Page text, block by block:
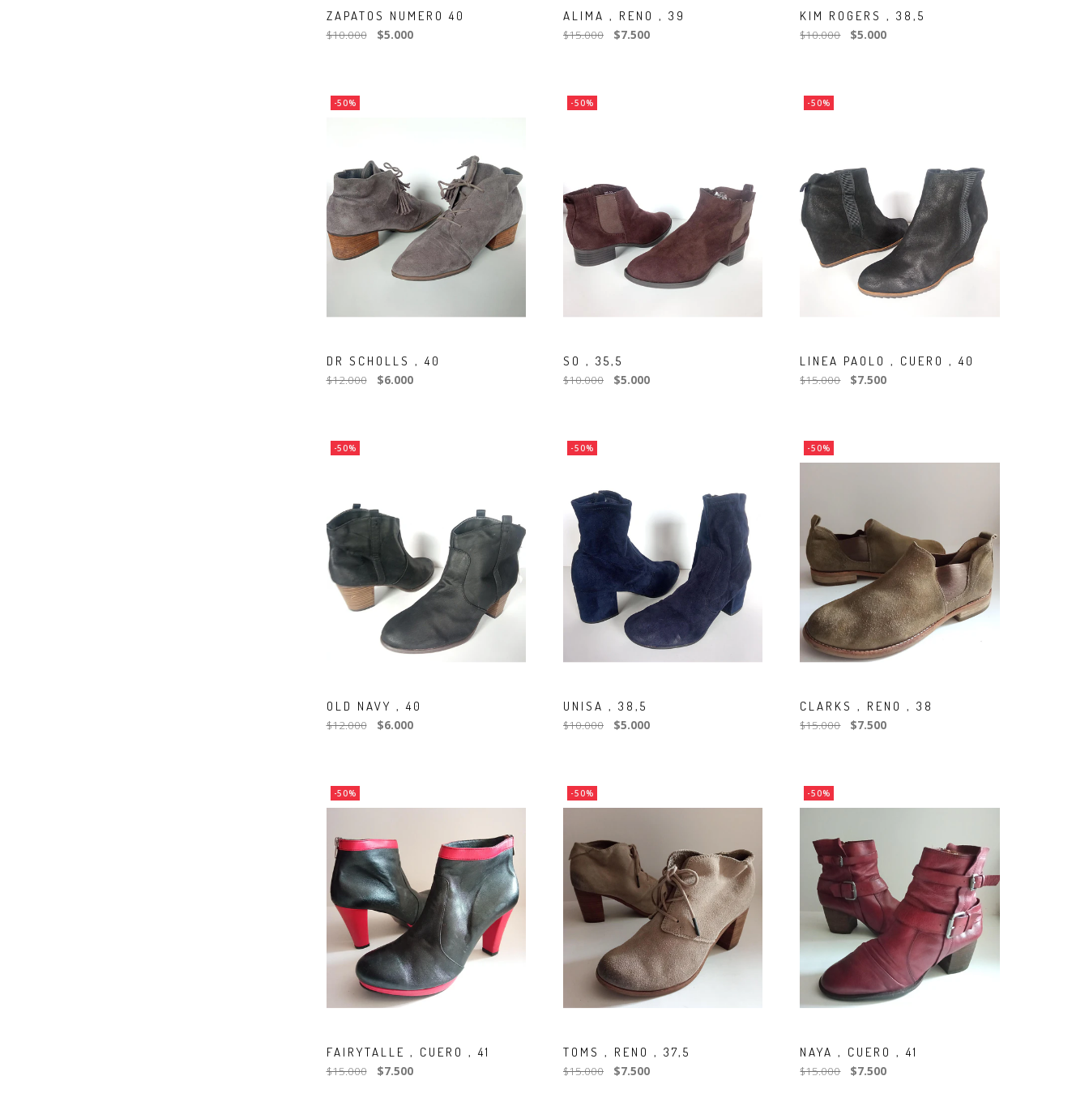
ZAPATOS NUMERO 40
$10.000 $5.000
ALIMA , RENO , 39
$15.000 $7.500
KIM ROGERS , 38,5
$10.000 $5.000
-50%
DR SCHOLLS , 40
$12.000 $6.000
-50%
SO , 35,5
$10.000 $5.000
-50%
LINEA PAOLO , CUERO , 40
$15.000 $7.500
-50%
OLD NAVY , 40
$12.000 $6.000
-50%
UNISA , 38,5
$10.000 $5.000
-50%
CLARKS , RENO , 38
$15.000 $7.500
-50%
FAIRYTALLE , CUERO , 41
$15.000 $7.500
-50%
TOMS , RENO , 37,5
$15.000 $7.500
-50%
NAYA , CUERO , 41
$15.000 $7.500